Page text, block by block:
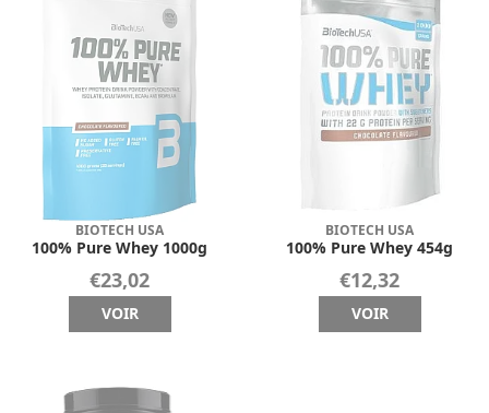
BIOTECH USA
100% Pure Whey 1000g
€23,02
VOIR
BIOTECH USA
100% Pure Whey 454g
€12,32
VOIR